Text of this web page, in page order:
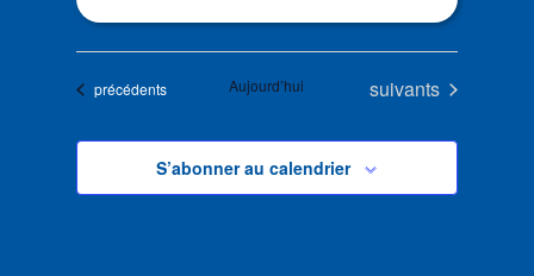
Évènements
précédents Aujourd’hui Évènements
suivants
S’abonner au calendrier